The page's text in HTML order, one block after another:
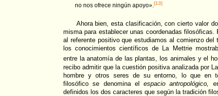
no nos ofrece ningún apoyo».{13}
Ahora bien, esta clasificación, con cierto valor
misma para establecer unas coordenadas filosóficas.
al referente positivo que estudiamos al comienzo
los conocimientos científicos de La Mettrie
entre la anatomía de las plantas, los animales y el
recibo admitir que la cuestión positiva analizada por
hombre y otros seres de su entorno, lo que en
filosófico se denomina elespacio antropológico,
definidos los dos caracteres que según la tradición